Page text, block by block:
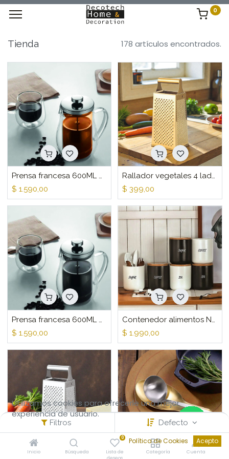
Filtros Defecto
Inicio Búsqueda
0
Lista de
Categoría Cuenta
0
Tienda 178 artículos encontrados.
Prensa francesa 600ML doble pared Ambar
$ 1.590,00
Rallador vegetales 4 lados Gold
$ 399,00
$ 1.590,00
$ 1.990,00
Utilizamos cookies para ofrecerle una mejor
experiencia de usuario.
Política de Cookies Acepto